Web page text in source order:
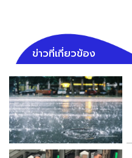
ข่าวที่เกี่ยวข้อง